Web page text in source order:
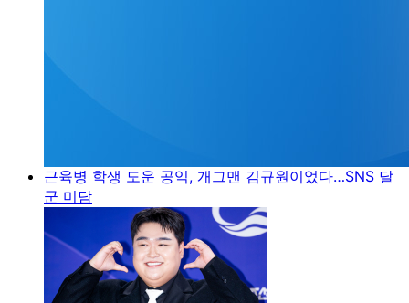
근육병 학생 도운 공익, 개그맨 김규원이었다…SNS 달
군 미담